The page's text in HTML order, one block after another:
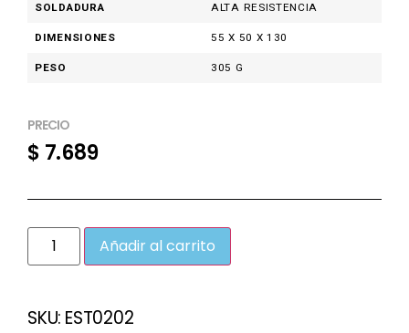
SOLDADURA ALTA RESISTENCIA
DIMENSIONES 55 X 50 X 130
PESO 305 G
PRECIO
$ 7.689
Añadir al carrito
SKU: EST0202